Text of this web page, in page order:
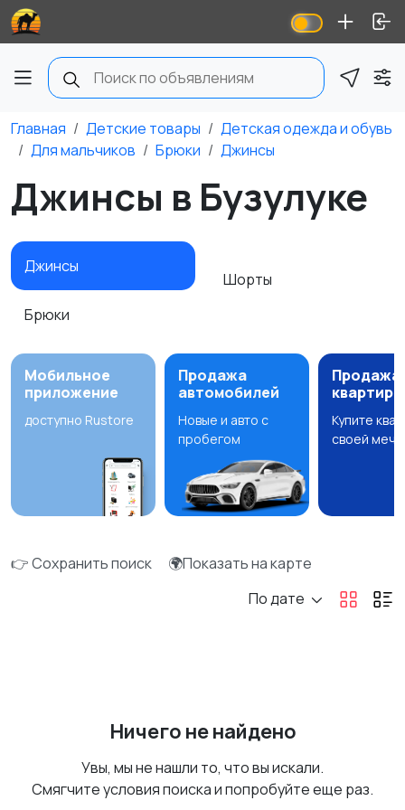
Главная Детские товары
Детская одежда и обувь
Для мальчиков
Брюки Джинсы
Джинсы в Бузулуке
Джинсы
Брюки
Шорты
Мобильное
приложение
доступно Rustore
Продажа
автомобилей
Новые и авто с
пробегом
Продажа
квартир
Купите
своей
👉 Сохранить поиск
🌍Показать на карте
По дате
Ничего не найдено
Увы, мы не нашли то, что вы искали.
Смягчите условия поиска и попробуйте еще раз.